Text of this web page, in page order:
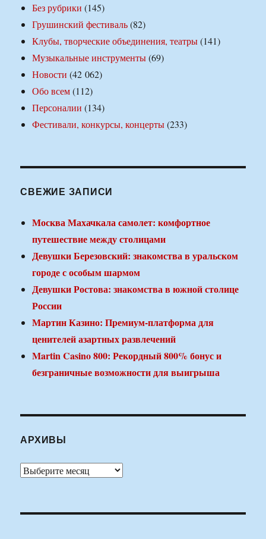
Без рубрики (145)
Грушинский фестиваль(82)
Клубы, творческие объединения, театры(141)
Музыкальные инструменты(69)
Новости (42 062)
Обо всем(112)
Персоналии (134)
Фестивали, конкурсы, концерты(233)
СВЕЖИЕ ЗАПИСИ
Москва Махачкала самолет: комфортное
путешествие между столицами
Девушки Березовский: знакомства в уральском
городе с особым шармом
Девушки Ростова: знакомства в южной столице
России
Мартин Казино: Премиум-платформа для
ценителей азартных развлечений
Martin Casino 800: Рекордный 800% бонус и
безграничные возможности для выигрыша
АРХИВЫ
Архивы